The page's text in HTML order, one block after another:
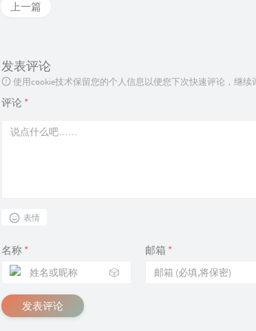
上一篇
发表评论
使用cookie技术保留您的个人信息以便您下次快速评论，继续
评论 *
表情
名称 *
🎲
邮箱 *
发表评论